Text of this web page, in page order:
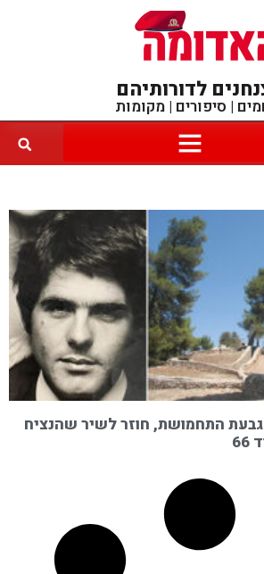
לדורותיהם
| סיפורים | מקומות
גבעת התחמושת, חוזר לשיר שהנציח